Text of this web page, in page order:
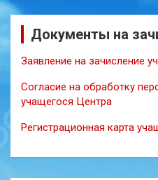
Документы на
Заявление на зачисление
Согласие на обработку
учащегося Центра
Регистрационная карта